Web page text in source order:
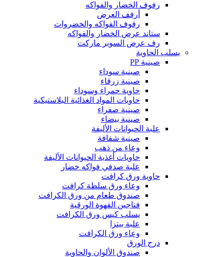
رفوف الخضار والفواكه
أرفف العرض
رفوف الفواكه والخضروات
ستاند عرض الخضار والفواكه
رف عرض السوبر ماركت
يسلب الحاوية
صينية PP
صينية سوداء
صينية زرقاء
حاوية حمراء وسوداء
حاويات المواد الغذائية البلاستيكية
صينية صفراء
صينية بيضاء
علبة الحيوانات الأليفة
صينية شفافة
وعاء من ذهب
حاويات أغذية الحيوانات الأليفة
علبة صدفي فواكه خضار
حاوية ورق كرافت
وعاء ورق سلطة كرافت
صندوق طعام من ورق الكرافت
فناجين القهوة الورقية
يسلب كيس ورق الكرافت
علبة بيتزا
وعاء ورق الكرافت
درج الورق
صندوق الألوان والحاوية